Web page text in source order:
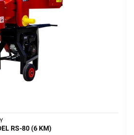
RS-80 (6 KM)